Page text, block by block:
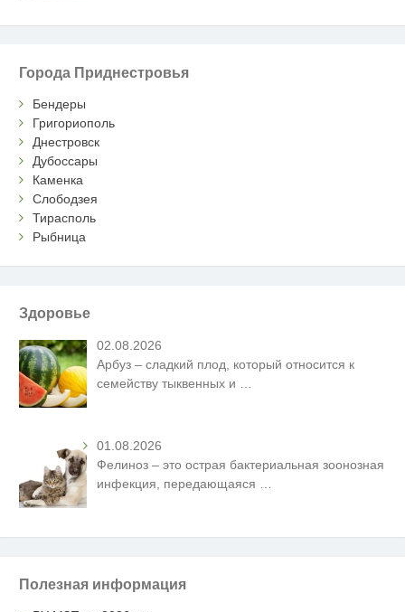
Города Приднестровья
Бендеры
Григориополь
Днестровск
Дубоссары
Каменка
Слободзея
Тирасполь
Рыбница
Здоровье
02.08.2026
Арбуз – сладкий плод, который относится к
семейству тыквенных и
01.08.2026
Фелиноз – это острая бактериальная зоонозная
инфекция, передающаяся
Полезная информация